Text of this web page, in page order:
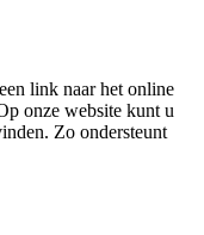
link naar het online
onze website kunt u
Zo ondersteunt